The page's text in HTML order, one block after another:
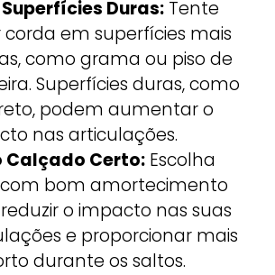
Duras:Tente
em superfícies mais
como grama ou piso de
Superfícies duras, como
podem aumentar o
nas articulações.
Calçado Certo:Escolha
bom amortecimento
o impacto nas suas
e proporcionar mais
durante os saltos.